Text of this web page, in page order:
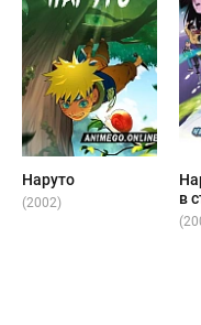
Наруто
(2002)
в